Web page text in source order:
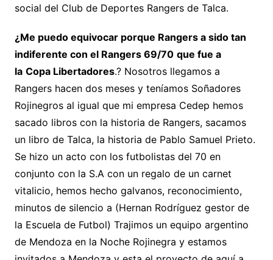
social del Club de Deportes Rangers de Talca.
¿Me puedo equivocar porque Rangers a sido tan
indiferente con el Rangers 69/70 que fue a
la Copa Libertadores.? Nosotros llegamos a
Rangers hacen dos meses y teníamos Soñadores
Rojinegros al igual que mi empresa Cedep hemos
sacado libros con la historia de Rangers, sacamos
un libro de Talca, la historia de Pablo Samuel Prieto.
Se hizo un acto con los futbolistas del 70 en
conjunto con la S.A con un regalo de un carnet
vitalicio, hemos hecho galvanos, reconocimiento,
minutos de silencio a (Hernan Rodríguez gestor de
la Escuela de Futbol) Trajimos un equipo argentino
de Mendoza en la Noche Rojinegra y estamos